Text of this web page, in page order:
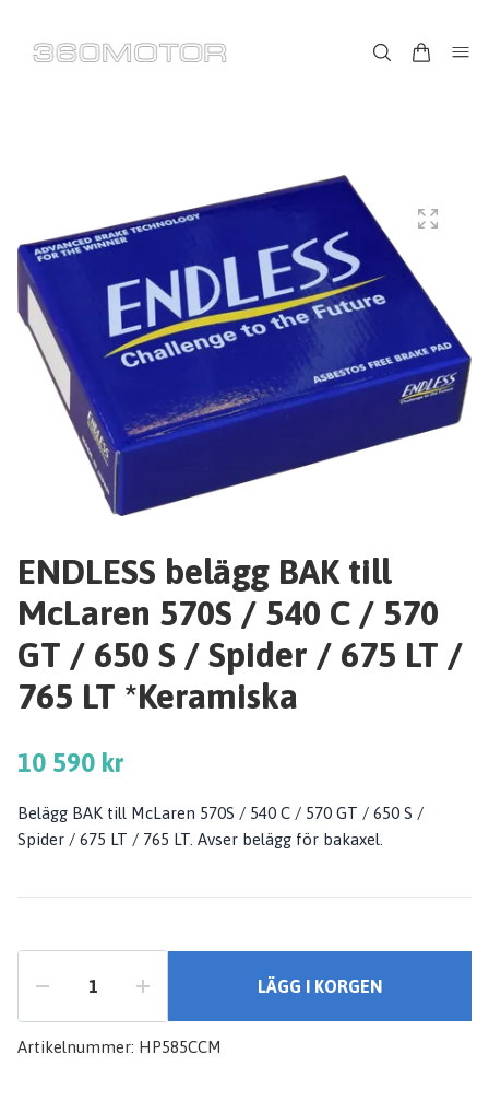
ENDLESS belägg BAK till
McLaren 570S / 540 C / 570
GT / 650 S / Spider / 675 LT /
765 LT *Keramiska
10 590 kr
Belägg BAK till McLaren 570S / 540 C / 570 GT / 650 S /
Spider / 675 LT / 765 LT. Avser belägg för bakaxel.
LÄGG I KORGEN
Artikelnummer: HP585CCM